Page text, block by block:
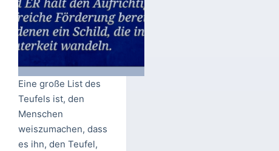
Eine große List des
Teufels ist, den
Menschen
weiszumachen, dass
es ihn, den Teufel,